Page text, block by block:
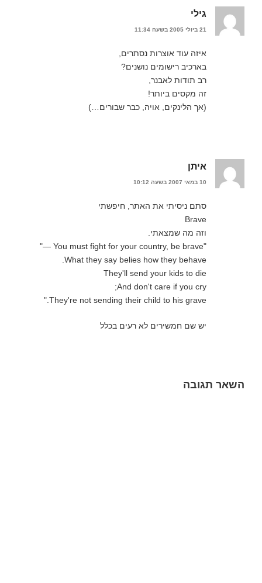
גילי
21 ביולי 2005 בשעה 11:34
איזה עוד אוצרות נסתרים,
בארכיב רישומים נושנים?
רב תודות לאבנר,
זה מקסים ביותר!
(אך הלינקים, אויה, כבר שבורים…)
איתן
10 במאי 2007 בשעה 10:12
סתם ניסיתי את האתר, חיפשתי
Brave
וזה מה שמצאתי.
"You must fight for your country, be brave —"
What they say belies how they behave.
They'll send your kids to die
And don't care if you cry;
They're not sending their child to his grave."
יש שם חמשירים לא רעים בכלל
השאר תגובה